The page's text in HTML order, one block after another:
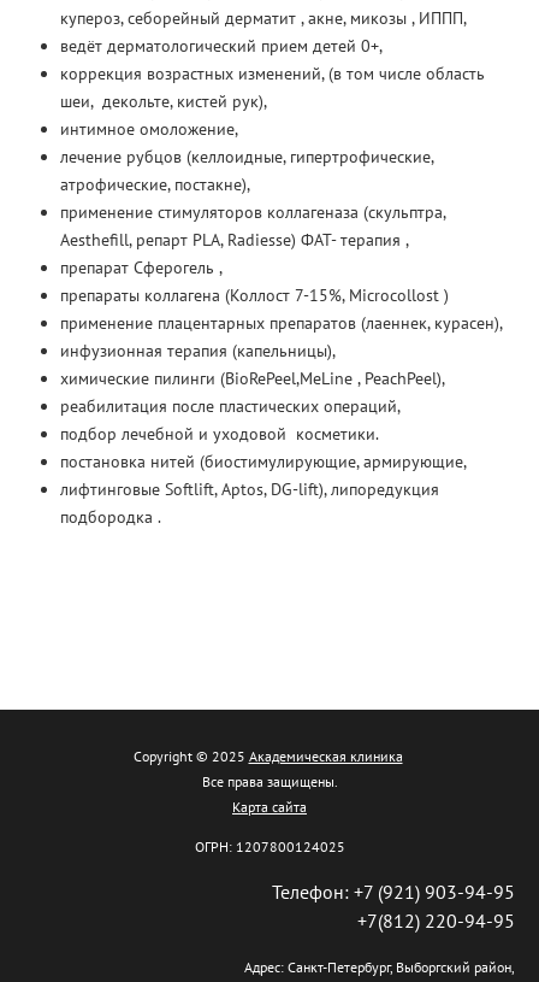
купероз, себорейный дерматит , акне, микозы , ИППП,
ведёт дерматологический прием детей 0+,
коррекция возрастных изменений, (в том числе область
шеи, декольте, кистей рук),
интимное омоложение,
лечение рубцов (келлоидные, гипертрофические,
атрофические, постакне),
применение стимуляторов коллагеназа (скульптра,
Aesthefill, репарт PLA, Radiesse) ФАТ- терапия ,
препарат Сферогель ,
препараты коллагена (Коллост 7-15%, Microcollost )
применение плацентарных препаратов (лаеннек, курасен),
инфузионная терапия (капельницы),
химические пилинги (BioRePeel,MeLine , PeachPeel),
реабилитация после пластических операций,
подбор лечебной и уходовой косметики.
постановка нитей (биостимулирующие, армирующие,
лифтинговые Softlift, Aptos, DG-lift), липоредукция
подбородка .
Copyright © 2025 Академическая клиника
Все права защищены.
Карта сайта
ОГРН: 1207800124025
Телефон: +7 (921) 903-94-95
+7(812) 220-94-95
Адрес: Санкт-Петербург, Выборгский район,